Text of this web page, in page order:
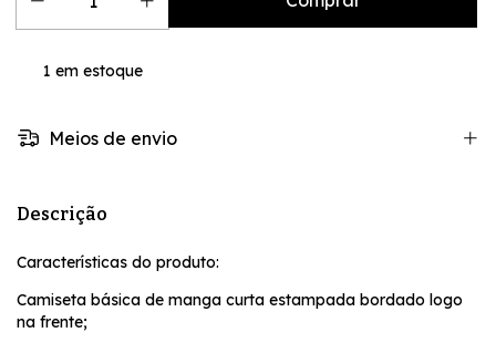
1 em estoque
Meios de envio
Descrição
Características do produto:
Camiseta básica de manga curta estampada bordado logo
na frente;